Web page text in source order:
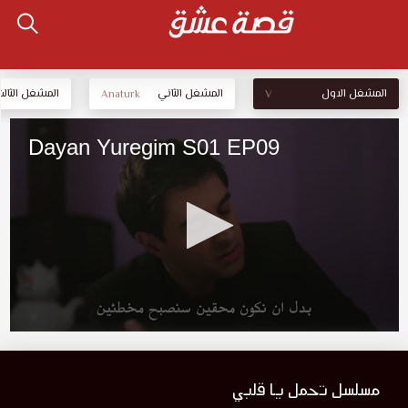
المشغل الاول V المشغل الثاني Anaturk المشغل
مسلسل تحمل يا قلبي